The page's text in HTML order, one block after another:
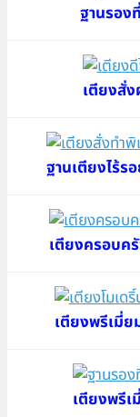
ฐานรอง
เตียงสั่
ฐานเตียงไร้ร
เตียงครอบค
เตียงพรีเมี่
เตียงพรีเ